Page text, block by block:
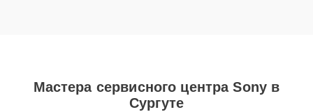
Мастера сервисного центра Sony в
Сургуте